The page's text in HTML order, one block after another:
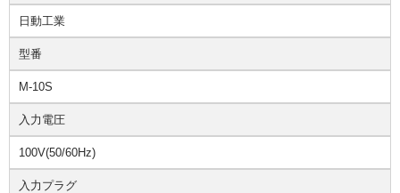
日動工業
型番
M-10S
入力電圧
100V(50/60Hz)
入力プラグ